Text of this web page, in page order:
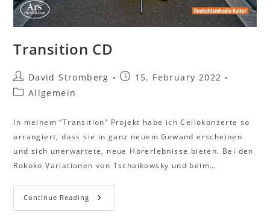
Transition CD
David Stromberg
15. February 2022
Allgemein
In meinem “Transition” Projekt habe ich Cellokonzerte so
arrangiert, dass sie in ganz neuem Gewand erscheinen
und sich unerwartete, neue Hörerlebnisse bieten. Bei den
Rokoko Variationen von Tschaikowsky und beim…
Continue Reading